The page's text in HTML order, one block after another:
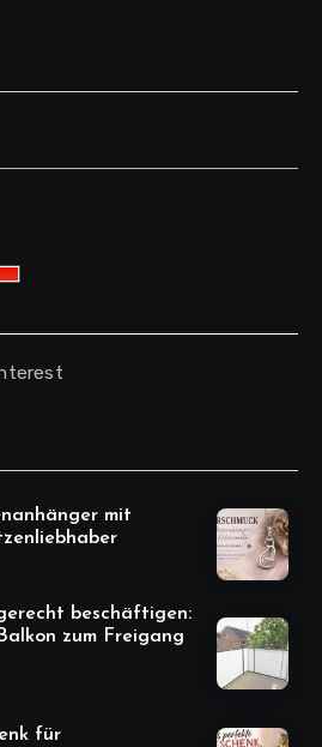
mit
beschäftigen:
zum Freigang
für